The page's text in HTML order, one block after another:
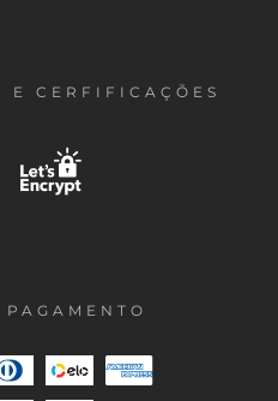
E CERFIFICAÇÕES